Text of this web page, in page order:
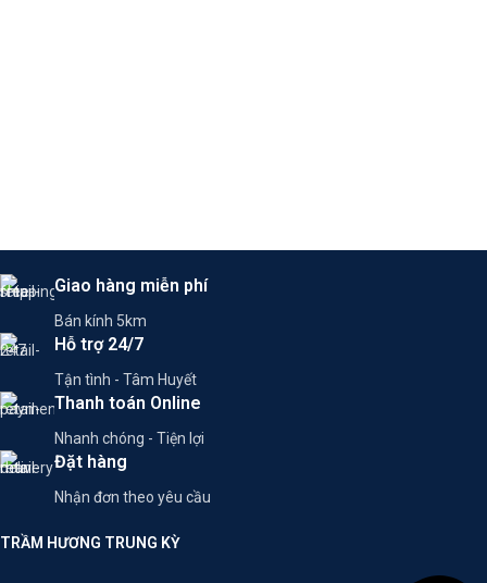
Giao hàng miễn phí
Bán kính 5km
Hỗ trợ 24/7
Tận tình - Tâm Huyết
Thanh toán Online
Nhanh chóng - Tiện lợi
Đặt hàng
Nhận đơn theo yêu cầu
TRẦM HƯƠNG TRUNG KỲ